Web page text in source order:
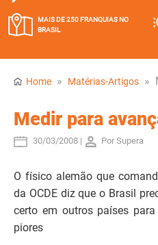
MAIS DE 250 FRANQUIASNO
BRASIL
Home » Matérias-Artigos »
Medir para
30/03/2008 | Por Supera
O físico alemão que
da OCDE diz que o Brasil
certo em outros países
piores